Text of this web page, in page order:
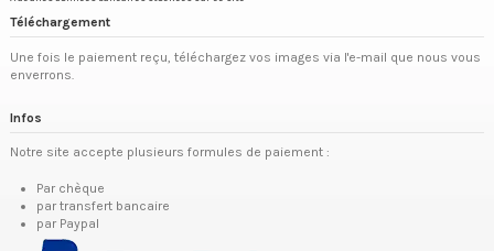
Téléchargement
Une fois le paiement reçu, téléchargez vos images via l'e-mail que nous vous
enverrons.
Infos
Notre site accepte plusieurs formules de paiement :
Par chèque
par transfert bancaire
par Paypal